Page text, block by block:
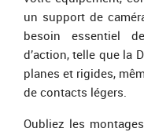
un support de
besoin essentiel
d’action, telle que la
planes et rigides,
de contacts légers.
Oubliez les